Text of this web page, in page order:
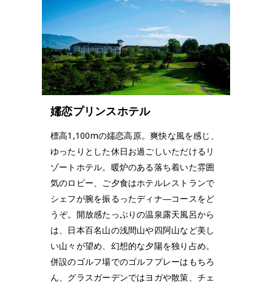
嬬恋プリンスホテル
標高1,100mの嬬恋高原。爽快な風を感じ、
ゆったりとした休日お過ごしいただけるリ
ゾートホテル。暖炉のある落ち着いた雰囲
気のロビー、ご夕食はホテルレストランで
シェフが腕を振るったディナ―コースをど
うぞ。開放感たっぷりの温泉露天風呂から
は、日本百名山の浅間山や四阿山など美し
い山々が望め、幻想的な夕陽を独り占め。
併設のゴルフ場でのゴルフプレーはもちろ
ん、グラスガーデンではヨガや散策、チェ